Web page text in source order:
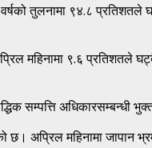
तुलनामा ९४.८
महिनामा ९.६
सम्पत्ति अधिकारसम्बन्धी
अप्रिल महिनामा जापान